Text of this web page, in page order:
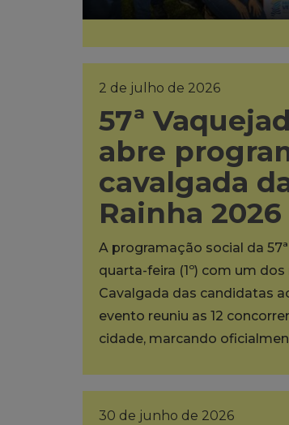
2 de julho de 2026
57ª
abre
cavalgada
Rainha 2026
A programação social da
quarta-feira (1º) com um
Cavalgada das candidatas
evento reuniu as 12
cidade, marcando
30 de junho de 2026